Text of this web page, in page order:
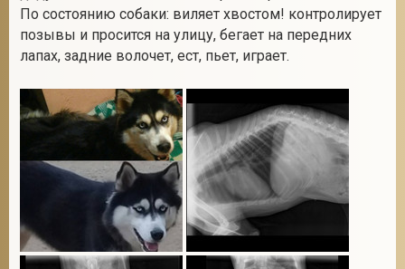
По состоянию собаки: виляет хвостом! контролирует
позывы и просится на улицу, бегает на передних
лапах, задние волочет, ест, пьет, играет.